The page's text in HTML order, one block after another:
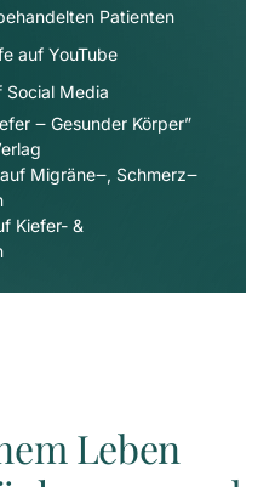
Patienten
auf YouTube
Social Media​
‒ Gesunder Körper”
Migräne‒, Schmerz‒
Kiefer- &
Leben